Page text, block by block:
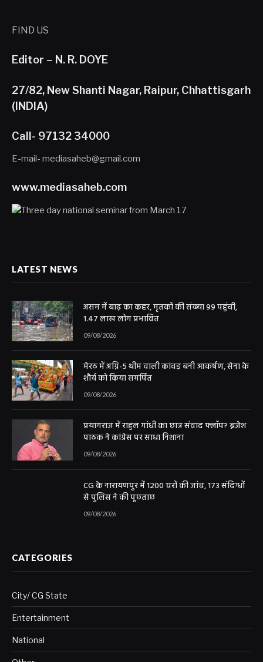
FIND US
Editor – N. R. DOYE
27/82, New Shanti Nagar, Raipur, Chhattisgarh
(INDIA)
Call- 97132 34000
E-mail- mediasaheb@gmail.com
www.mediasaheb.com
LATEST NEWS
असम में बाढ़ का कहर, मृतकों की संख्या 99 पहुंची,
1.47 लाख लोग प्रभावित
09/08/2026
मेरठ में अग्नि-5 थीम वाली कांवड़ बनी आकर्षण, सेना के
शौर्य को किया समर्पित
09/08/2026
प्रयागराज में राहुल गांधी का छात्र संवाद फ्लॉप? ब्रजेश
पाठक ने कांग्रेस पर साधा निशाना
09/08/2026
CG के नारायणपुर में 1200 घरों की जांच, 173 संदिग्धों
से पुलिस ने की पूछताछ
09/08/2026
CATEGORIES
City/ CG State
Entertainment
National